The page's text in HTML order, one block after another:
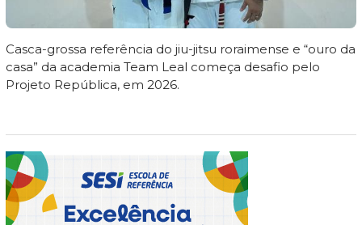
Casca-grossa referência do jiu-jitsu roraimense e “ouro da
casa” da academia Team Leal começa desafio pelo
Projeto República, em 2026.